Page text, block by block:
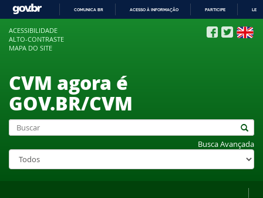
COMUNICA BR ACESSO À INFORMAÇÃO PARTICIPE
ACESSIBILIDADE
ALTO-CONTRASTE
MAPA DO SITE
CVM agora é
GOV.BR/CVM
Busca Avançada